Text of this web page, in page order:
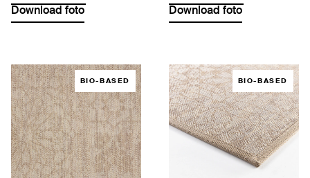
Download foto
Download foto
BIO-BASED BIO-BASED